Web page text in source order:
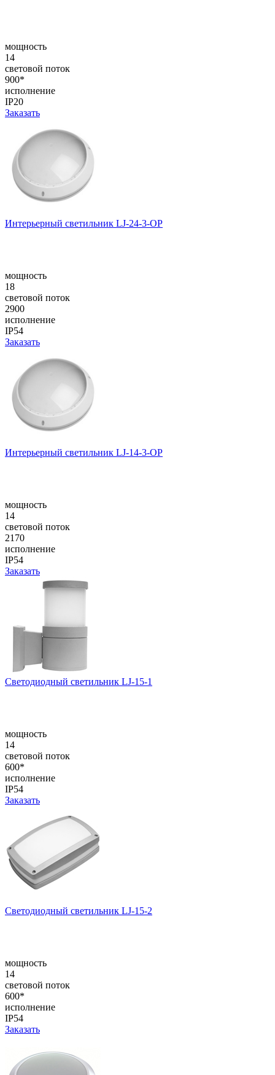
мощность
14
световой поток
900*
исполнение
IP20
Заказать
Интерьерный светильник LJ-24-3-OP
мощность
18
световой поток
2900
исполнение
IP54
Заказать
Интерьерный светильник LJ-14-3-OP
мощность
14
световой поток
2170
исполнение
IP54
Заказать
Светодиодный светильник LJ-15-1
мощность
14
световой поток
600*
исполнение
IP54
Заказать
Светодиодный светильник LJ-15-2
мощность
14
световой поток
600*
исполнение
IP54
Заказать